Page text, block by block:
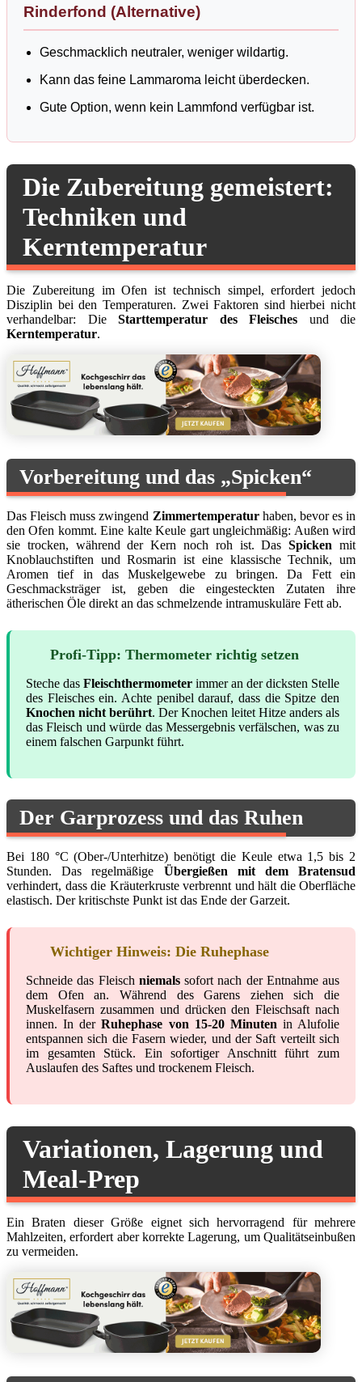
Rinderfond (Alternative)
Geschmacklich neutraler, weniger wildartig.
Kann das feine Lammaroma leicht überdecken.
Gute Option, wenn kein Lammfond verfügbar ist.
Die Zubereitung gemeistert:
Techniken und
Kerntemperatur
Die Zubereitung im Ofen ist technisch simpel, erfordert jedoch
Disziplin bei den Temperaturen. Zwei Faktoren sind hierbei nicht
verhandelbar: Die Starttemperatur des Fleisches und die
Kerntemperatur.
Vorbereitung und das „Spicken“
Das Fleisch muss zwingend Zimmertemperaturhaben, bevor es in
den Ofen kommt. Eine kalte Keule gart ungleichmäßig: Außen wird
sie trocken, während der Kern noch roh ist. DasSpicken mit
Knoblauchstiften und Rosmarin ist eine klassische Technik, um
Aromen tief in das Muskelgewebe zu bringen. Da Fett ein
Geschmacksträger ist, geben die eingesteckten Zutaten ihre
ätherischen Öle direkt an das schmelzende intramuskuläre Fett ab.
Profi-Tipp: Thermometer richtig setzen
Steche das Fleischthermometer immer an der dicksten Stelle
des Fleisches ein. Achte penibel darauf, dass die Spitze den
Knochen nicht berührt. Der Knochen leitet Hitze anders als
das Fleisch und würde das Messergebnis verfälschen, was zu
einem falschen Garpunkt führt.
Der Garprozess und das Ruhen
Bei 180 °C (Ober-/Unterhitze) benötigt die Keule etwa 1,5 bis 2
Stunden. Das regelmäßige Übergießen mit dem Bratensud
verhindert, dass die Kräuterkruste verbrennt und hält die Oberfläche
elastisch. Der kritischste Punkt ist das Ende der Garzeit.
Wichtiger Hinweis: Die Ruhephase
Schneide das Fleisch niemalssofort nach der Entnahme aus
dem Ofen an. Während des Garens ziehen sich die
Muskelfasern zusammen und drücken den Fleischsaft nach
innen. In derRuhephase von 15-20 Minuten in Alufolie
entspannen sich die Fasern wieder, und der Saft verteilt sich
im gesamten Stück. Ein sofortiger Anschnitt führt zum
Auslaufen des Saftes und trockenem Fleisch.
Variationen, Lagerung und
Meal-Prep
Ein Braten dieser Größe eignet sich hervorragend für mehrere
Mahlzeiten, erfordert aber korrekte Lagerung, um Qualitätseinbußen
zu vermeiden.